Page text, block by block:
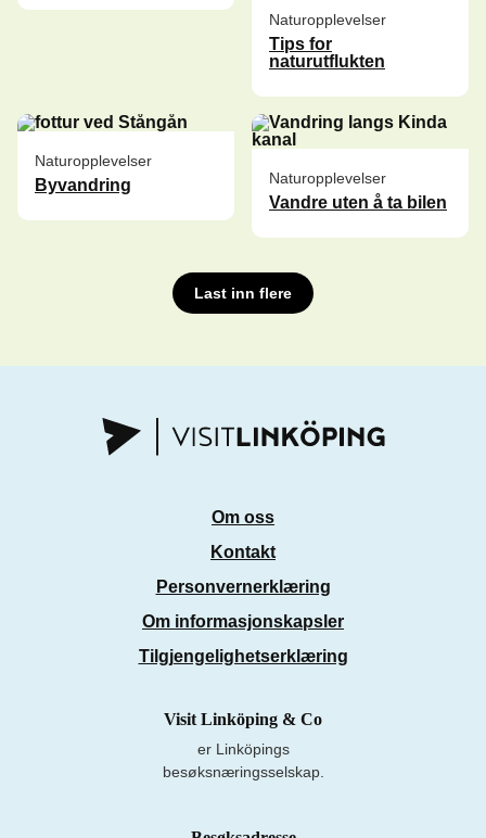
Naturopplevelser
Tips for
naturutflukten
Naturopplevelser
Byvandring Naturopplevelser
Vandre uten å ta bilen
Last inn flere
Om oss
Kontakt
Personvernerklæring
Om informasjonskapsler
Tilgjengelighetserklæring
Visit Linköping & Co
er Linköpings
besøksnæringsselskap.